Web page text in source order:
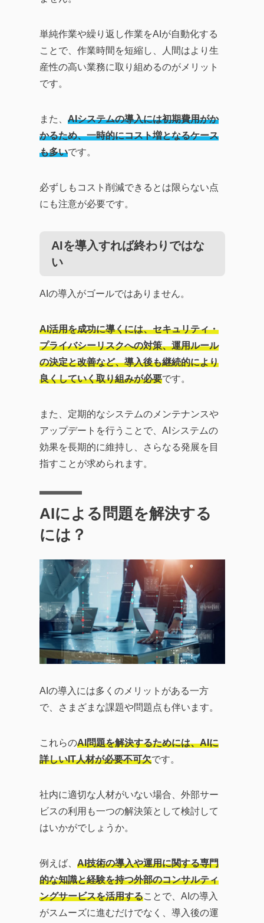
単純作業や繰り返し作業をAIが自動化する
ことで、作業時間を短縮し、人間はより生
産性の高い業務に取り組めるのがメリット
です。
また、 AIシステムの導入には初期費用がか
かるため、一時的にコスト増となるケース
も多いです。
必ずしもコスト削減できるとは限らない点
にも注意が必要です。
AIを導入すれば終わりではな
い
AIの導入がゴールではありません。
AI活用を成功に導くには、セキュリティ・
プライバシーリスクへの対策、運用ルール
の決定と改善など、導入後も継続的により
良くしていく取り組みが必要です。
また、定期的なシステムのメンテナンスや
アップデートを行うことで、AIシステムの
効果を長期的に維持し、さらなる発展を目
指すことが求められます。
AIによる問題を解決する
には？
AIの導入には多くのメリットがある一方
で、さまざまな課題や問題点も伴います。
これらのAI問題を解決するためには、AIに
詳しいIT人材が必要不可欠です。
社内に適切な人材がいない場合、外部サー
ビスの利用も一つの解決策として検討して
はいかがでしょうか。
例えば、 AI技術の導入や運用に関する専門
的な知識と経験を持つ外部のコンサルティ
ングサービスを活用することで、AIの導入
がスムーズに進むだけでなく、導入後の運